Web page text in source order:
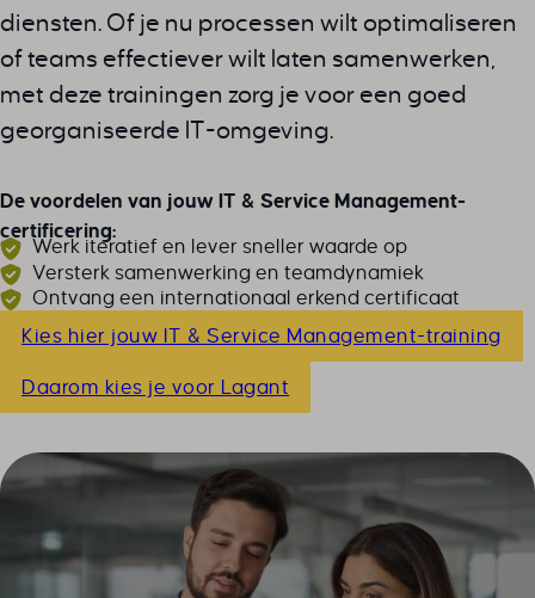
diensten. Of je nu processen wilt optimaliseren
of teams effectiever wilt laten samenwerken,
met deze trainingen zorg je voor een goed
georganiseerde IT-omgeving.
De voordelen van jouw IT & Service Management-
certificering:
Werk iteratief en lever sneller waarde op
Versterk samenwerking en teamdynamiek
Ontvang een internationaal erkend certificaat
Kies hier jouw IT & Service Management-training
Daarom kies je voor Lagant